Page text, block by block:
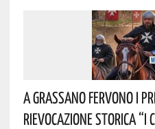
A Grassano Fervono I
Rievocazione Storica “I